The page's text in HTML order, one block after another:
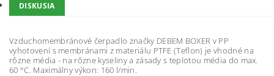
DISKUSIA
Vzduchomembránové čerpadlo značky DEBEM BOXER v PP
vyhotovení s membránami z materiálu PTFE (Teflon) je vhodné na
rôzne média - na rôzne kyseliny a zásady s teplotou média do max.
60 °C. Maximálny výkon: 160 l/min.